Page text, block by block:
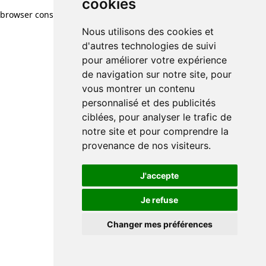
cookies
Nous utilisons des cookies et
d'autres technologies de suivi
pour améliorer votre expérience
de navigation sur notre site, pour
vous montrer un contenu
personnalisé et des publicités
ciblées, pour analyser le trafic de
notre site et pour comprendre la
provenance de nos visiteurs.
J'accepte
Je refuse
Changer mes préférences
browser console for more information)